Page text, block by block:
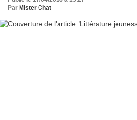
Par Mister Chat